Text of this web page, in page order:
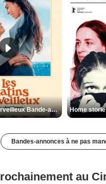
Les Matins merveilleux Bande-annonce VF
Bandes-annonces à ne pas
au